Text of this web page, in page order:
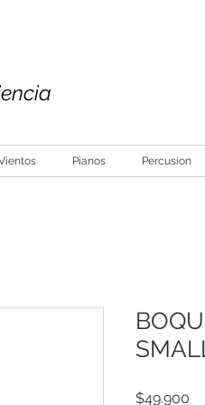
Pianos Percusion
$49.900